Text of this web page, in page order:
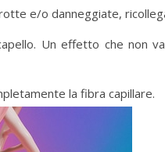
e/o danneggiate,
Un effetto che non
la fibra capillare.